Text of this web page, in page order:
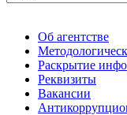
Об агентстве
Раскрытие
Реквизиты
Вакансии